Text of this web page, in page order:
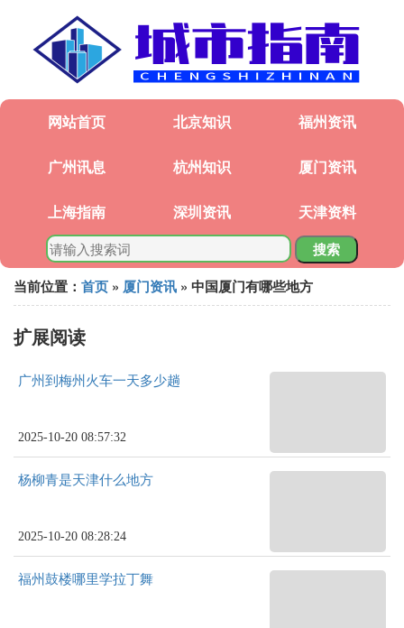
网站首页 北京知识 福州资讯
广州讯息 杭州知识 厦门资讯
上海指南 深圳资讯 天津资料
搜索
当前位置： 首页 » 厦门资讯 » 中国厦门有哪些地方
扩展阅读
广州到梅州火车一天多少趟
2025-10-20 08:57:32
杨柳青是天津什么地方
2025-10-20 08:28:24
福州鼓楼哪里学拉丁舞